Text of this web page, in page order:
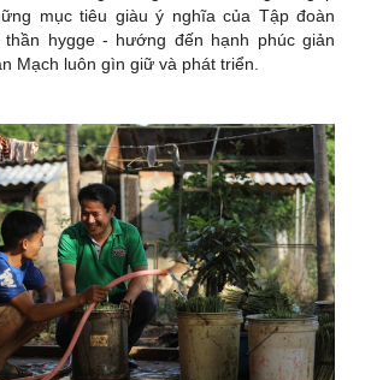
mục tiêu giàu ý nghĩa của Tập đoàn
thần hygge - hướng đến hạnh phúc giản
Mạch luôn gìn giữ và phát triển.